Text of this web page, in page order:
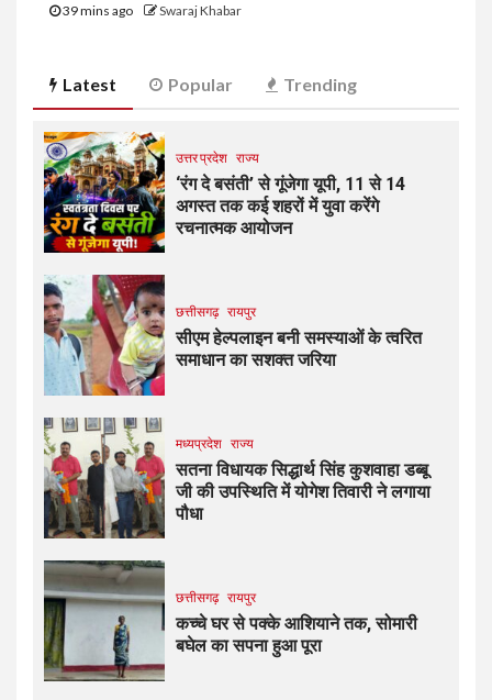
39 mins ago Swaraj Khabar
Latest Popular Trending
उत्तर प्रदेश राज्य
‘रंग दे बसंती’ से गूंजेगा यूपी, 11 से 14
अगस्त तक कई शहरों में युवा करेंगे
रचनात्मक आयोजन
छत्तीसगढ़ रायपुर
सीएम हेल्पलाइन बनी समस्याओं के त्वरित
समाधान का सशक्त जरिया
मध्यप्रदेश राज्य
सतना विधायक सिद्धार्थ सिंह कुशवाहा डब्बू
जी की उपस्थिति में योगेश तिवारी ने लगाया
पौधा
छत्तीसगढ़ रायपुर
कच्चे घर से पक्के आशियाने तक, सोमारी
बघेल का सपना हुआ पूरा